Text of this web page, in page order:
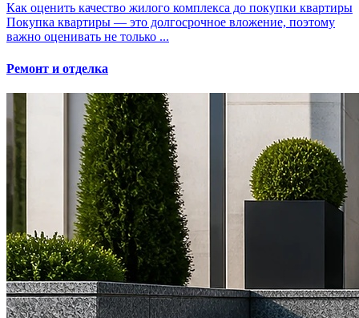
Как оценить качество жилого комплекса до покупки квартиры
Покупка квартиры — это долгосрочное вложение, поэтому
важно оценивать не только ...
Ремонт и отделка